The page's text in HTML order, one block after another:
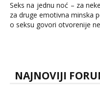
Seks na jednu noć – za
za druge emotivna minska
o seksu govori otvorenije
dalje izaziva burne
NAJNOVIJI